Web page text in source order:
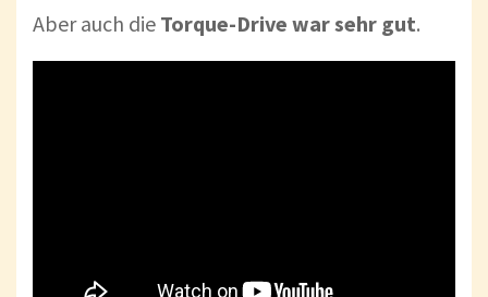
Aber auch die Torque-Drive war sehr gut.